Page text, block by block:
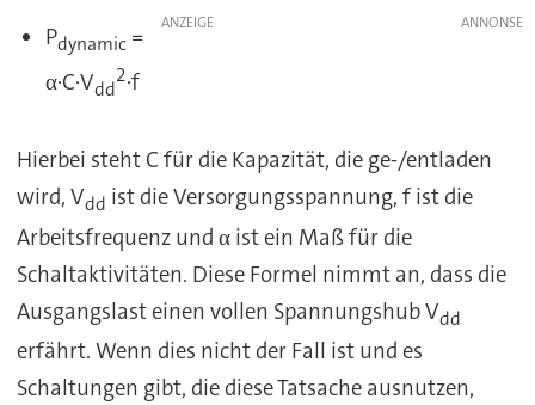
ANZEIGE
Pdynamic=
α·C·Vdd
2·f
Hierbei steht C für die Kapazität, die ge-/entladen
wird, Vdd ist die Versorgungsspannung, f ist die
Arbeitsfrequenz und α ist ein Maß für die
Schaltaktivitäten. Diese Formel nimmt an, dass die
Ausgangslast einen vollen Spannungshub Vdd
erfährt. Wenn dies nicht der Fall ist und es
Schaltungen gibt, die diese Tatsache ausnutzen,